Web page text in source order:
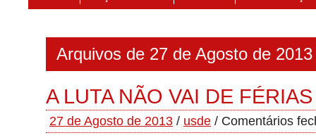
Arquivos de 27 de Agosto de 2013
A LUTA NÃO VAI DE FÉRIAS
27 de Agosto de 2013 / usde / Comentários